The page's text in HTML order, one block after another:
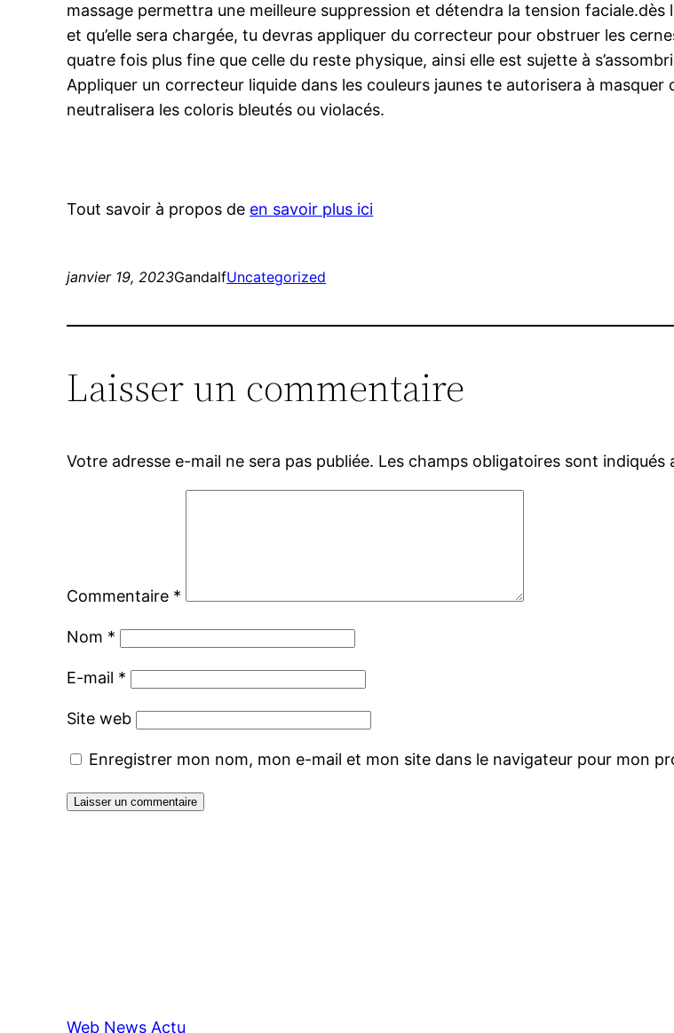
massage permettra une meilleure suppression et détendra la tension
et qu’elle sera chargée, tu devras appliquer du correcteur pour obstruer les
quatre fois plus fine que celle du reste physique, ainsi elle est sujette à
Appliquer un correcteur liquide dans les couleurs jaunes te autorisera à
neutralisera les coloris bleutés ou violacés.
Tout savoir à propos de en savoir plus ici
janvier 19, 2023GandalfUncategorized
Laisser un commentaire
Votre adresse e-mail ne sera pas publiée. Les champs obligatoires sont indiqués
Commentaire *
Nom *
E-mail *
Site web
Enregistrer mon nom, mon e-mail et mon site dans le navigateur pour mon
Web News Actu